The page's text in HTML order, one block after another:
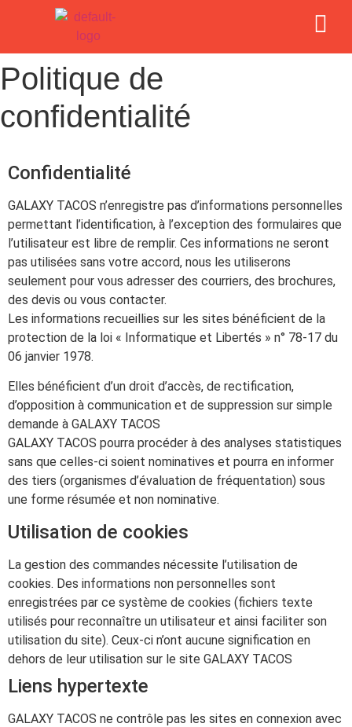
Politique de
confidentialité
Confidentialité
GALAXY TACOS n’enregistre pas d’informations personnelles
permettant l’identification, à l’exception des formulaires que
l’utilisateur est libre de remplir. Ces informations ne seront
pas utilisées sans votre accord, nous les utiliserons
seulement pour vous adresser des courriers, des brochures,
des devis ou vous contacter.
Les informations recueillies sur les sites bénéficient de la
protection de la loi « Informatique et Libertés » n° 78-17 du
06 janvier 1978.
Elles bénéficient d’un droit d’accès, de rectification,
d’opposition à communication et de suppression sur simple
demande à GALAXY TACOS
GALAXY TACOS pourra procéder à des analyses statistiques
sans que celles-ci soient nominatives et pourra en informer
des tiers (organismes d’évaluation de fréquentation) sous
une forme résumée et non nominative.
Utilisation de cookies
La gestion des commandes nécessite l’utilisation de
cookies. Des informations non personnelles sont
enregistrées par ce système de cookies (fichiers texte
utilisés pour reconnaître un utilisateur et ainsi faciliter son
utilisation du site). Ceux-ci n’ont aucune signification en
dehors de leur utilisation sur le site GALAXY TACOS
Liens hypertexte
GALAXY TACOS ne contrôle pas les sites en connexion avec